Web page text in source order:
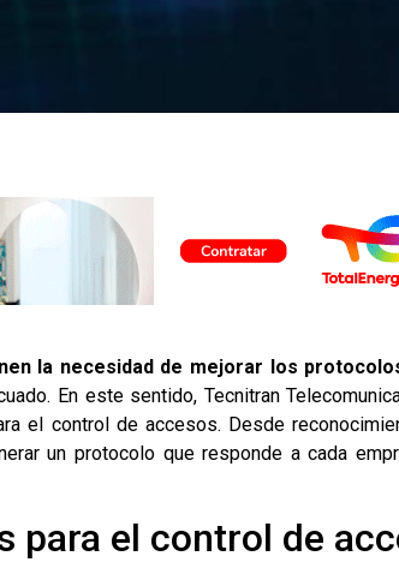
la necesidad de mejorar los
En este sentido, Tecnitran
el control de accesos. Desde
un protocolo que responde a cada
para el control de